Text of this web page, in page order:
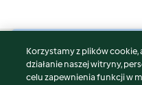
© Copyright 2026
Warunki korzystania
Korzystamy z plików
działanie naszej witryny,
celu zapewnienia funkcji w